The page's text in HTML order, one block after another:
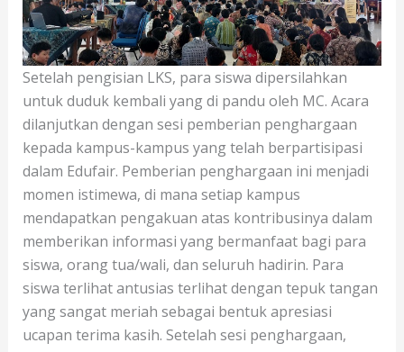
Setelah pengisian LKS, para siswa dipersilahkan
untuk duduk kembali yang di pandu oleh MC. Acara
dilanjutkan dengan sesi pemberian penghargaan
kepada kampus-kampus yang telah berpartisipasi
dalam Edufair. Pemberian penghargaan ini menjadi
momen istimewa, di mana setiap kampus
mendapatkan pengakuan atas kontribusinya dalam
memberikan informasi yang bermanfaat bagi para
siswa, orang tua/wali, dan seluruh hadirin. Para
siswa terlihat antusias terlihat dengan tepuk tangan
yang sangat meriah sebagai bentuk apresiasi
ucapan terima kasih. Setelah sesi penghargaan,